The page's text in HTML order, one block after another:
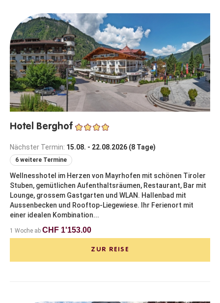
Hotel Berghof
Nächster Termin: 15.08. - 22.08.2026 (8 Tage)
6 weitere Termine
Wellnesshotel im Herzen von Mayrhofen mit schönen Tiroler
Stuben, gemütlichen Aufenthaltsräumen, Restaurant, Bar mit
Lounge, grossem Gastgarten und WLAN. Hallenbad mit
Aussenbecken und Rooftop-Liegewiese. Ihr Ferienort mit
einer idealen Kombination...
1 Woche ab CHF 1'153.00
ZUR REISE